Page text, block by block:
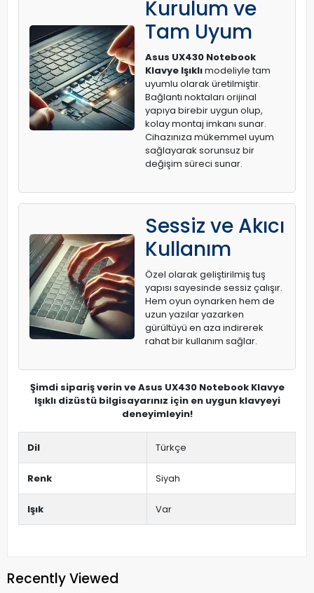
Kurulum ve
Tam Uyum
Asus UX430 Notebook
Klavye Işıklımodeliyle tam
uyumlu olarak üretilmiştir.
Bağlantı noktaları orijinal
yapıya birebir uygun olup,
kolay montaj imkanı sunar.
Cihazınıza mükemmel uyum
sağlayarak sorunsuz bir
değişim süreci sunar.
Sessiz ve Akıcı
Kullanım
Özel olarak geliştirilmiş tuş
yapısı sayesinde sessiz çalışır.
Hem oyun oynarken hem de
uzun yazılar yazarken
gürültüyü en aza indirerek
rahat bir kullanım sağlar.
Şimdi sipariş verin ve Asus UX430 Notebook Klavye
Işıklı dizüstü bilgisayarınız için en uygun klavyeyi
deneyimleyin!
Dil Türkçe
Renk Siyah
Işık Var
Recently Viewed